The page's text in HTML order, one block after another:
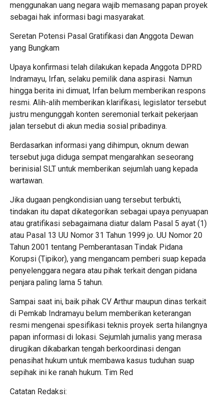
menggunakan uang negara wajib memasang papan proyek
sebagai hak informasi bagi masyarakat.
​Seretan Potensi Pasal Gratifikasi dan Anggota Dewan
yang Bungkam
​Upaya konfirmasi telah dilakukan kepada Anggota DPRD
Indramayu, Irfan, selaku pemilik dana aspirasi. Namun
hingga berita ini dimuat, Irfan belum memberikan respons
resmi. Alih-alih memberikan klarifikasi, legislator tersebut
justru mengunggah konten seremonial terkait pekerjaan
jalan tersebut di akun media sosial pribadinya.
​Berdasarkan informasi yang dihimpun, oknum dewan
tersebut juga diduga sempat mengarahkan seseorang
berinisial SLT untuk memberikan sejumlah uang kepada
wartawan.
​Jika dugaan pengkondisian uang tersebut terbukti,
tindakan itu dapat dikategorikan sebagai upaya penyuapan
atau gratifikasi sebagaimana diatur dalam Pasal 5 ayat (1)
atau Pasal 13 UU Nomor 31 Tahun 1999 jo. UU Nomor 20
Tahun 2001 tentang Pemberantasan Tindak Pidana
Korupsi (Tipikor), yang mengancam pemberi suap kepada
penyelenggara negara atau pihak terkait dengan pidana
penjara paling lama 5 tahun.
​Sampai saat ini, baik pihak CV Arthur maupun dinas terkait
di Pemkab Indramayu belum memberikan keterangan
resmi mengenai spesifikasi teknis proyek serta hilangnya
papan informasi di lokasi. Sejumlah jurnalis yang merasa
dirugikan dikabarkan tengah berkoordinasi dengan
penasihat hukum untuk membawa kasus tuduhan suap
sepihak ini ke ranah hukum. Tim Red
​Catatan Redaksi: